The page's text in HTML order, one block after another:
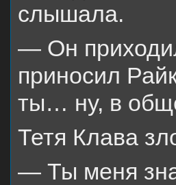
слышала.
— Он
приносил
ты… ну, в
Тетя Клава
— Ты меня